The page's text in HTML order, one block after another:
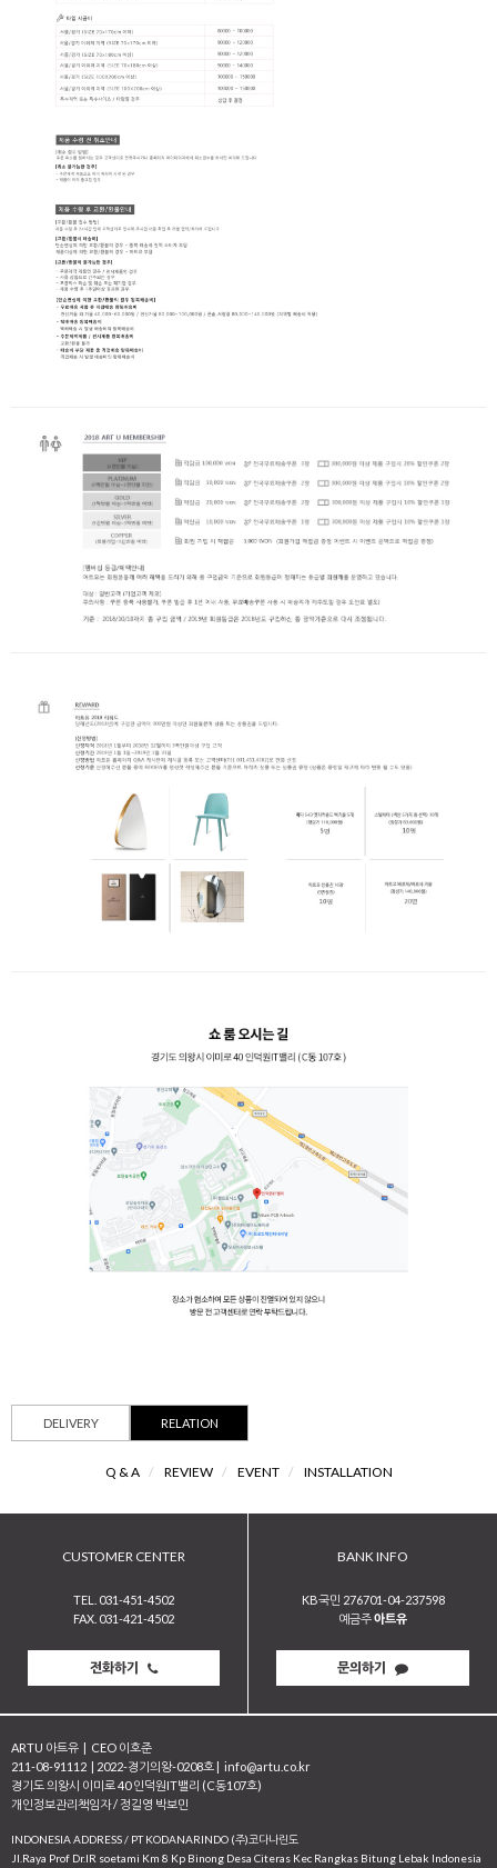
DELIVERY RELATION
Q & A / REVIEW / EVENT / INSTALLATION
CUSTOMER CENTER
TEL. 031-451-4502
FAX. 031-421-4502
전화하기
BANK INFO
KB국민 276701-04-237598
예금주아트유
문의하기
ARTU 아트유 | CEO 이호준
211-08-91112 | 2022-경기의왕-0208호 | info@artu.co.kr
경기도 의왕시 이미로 40 인덕원IT밸리 (C동107호)
개인정보관리책임자 / 정길영 박보민
INDONESIA ADDRESS / PT KODANARINDO (주)코다나린도
JI.Raya Prof Dr.IR soetami Km 8 Kp Binong Desa Citeras Kec Rangkas Bitung Lebak Indonesia